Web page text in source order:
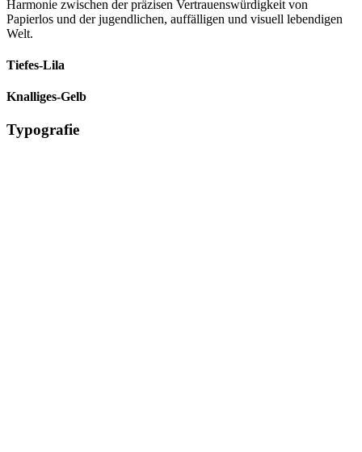
Harmonie zwischen der präzisen Vertrauenswürdigkeit von
Papierlos und der jugendlichen, auffälligen und visuell lebendigen
Welt.
Tiefes-Lila
Knalliges-Gelb
Typografie